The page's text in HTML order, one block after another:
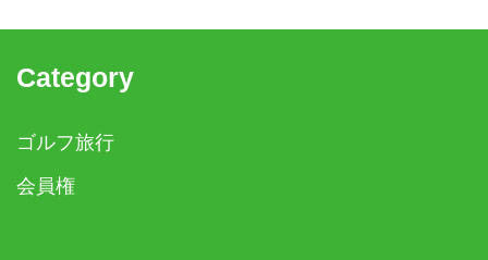
Category
ゴルフ旅行
会員権